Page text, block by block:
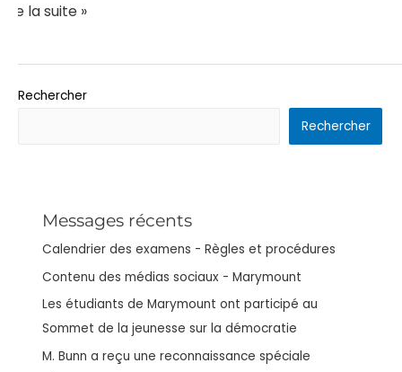
Lire la suite »
Rechercher
Rechercher
Messages récents
Calendrier des examens - Règles et procédures
Contenu des médias sociaux - Marymount
Les étudiants de Marymount ont participé au
Sommet de la jeunesse sur la démocratie
M. Bunn a reçu une reconnaissance spéciale